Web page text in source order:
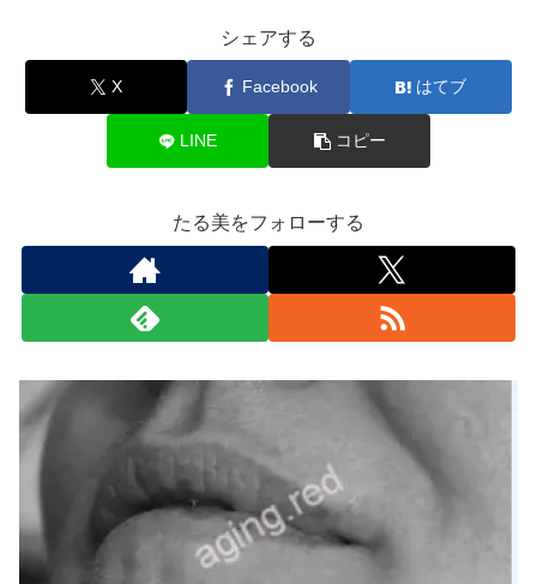
シェアする
X Facebook はてブ
LINE コピー
たる美をフォローする